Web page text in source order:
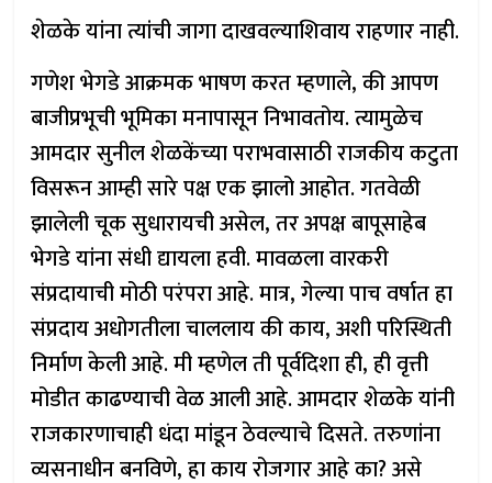
शेळके यांना त्यांची जागा दाखवल्याशिवाय राहणार नाही.
गणेश भेगडे आक्रमक भाषण करत म्हणाले, की आपण
बाजीप्रभूची भूमिका मनापासून निभावतोय. त्यामुळेच
आमदार सुनील शेळकेंच्या पराभवासाठी राजकीय कटुता
विसरून आम्ही सारे पक्ष एक झालो आहोत. गतवेळी
झालेली चूक सुधारायची असेल, तर अपक्ष बापूसाहेब
भेगडे यांना संधी द्यायला हवी. मावळला वारकरी
संप्रदायाची मोठी परंपरा आहे. मात्र, गेल्या पाच वर्षात हा
संप्रदाय अधोगतीला चाललाय की काय, अशी परिस्थिती
निर्माण केली आहे. मी म्हणेल ती पूर्वदिशा ही, ही वृत्ती
मोडीत काढण्याची वेळ आली आहे. आमदार शेळके यांनी
राजकारणाचाही धंदा मांडून ठेवल्याचे दिसते. तरुणांना
व्यसनाधीन बनविणे, हा काय रोजगार आहे का? असे